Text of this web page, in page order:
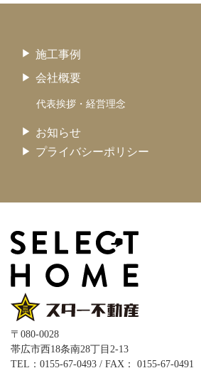
施工事例
会社概要
代表挨拶・経営理念
お知らせ
プライバシーポリシー
〒080-0028
帯広市西18条南28丁目2-13
TEL：0155-67-0493 / FAX： 0155-67-0491